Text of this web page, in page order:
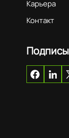
Карьера
Контакт